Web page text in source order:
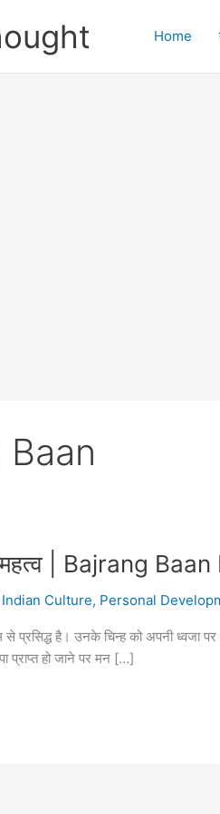
Home
Baan
महत्व | Bajrang
Indian Culture, Personal
से प्रसिद्ध है। उनके चिन्ह को अपनी ध्वजा
प्राप्त हो जाने पर मन […]